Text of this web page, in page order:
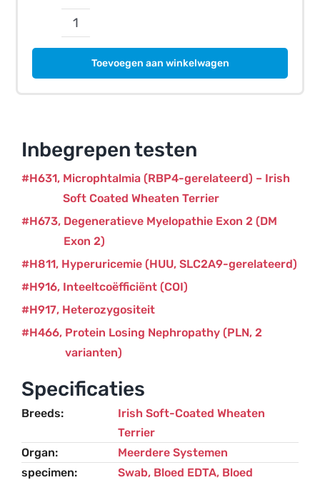
CombiBreed
Irish
aantal
Toevoegen aan winkelwagen
Inbegrepen testen
Microphtalmia (RBP4-gerelateerd) – Irish
Soft Coated Wheaten Terrier
H631
Degeneratieve Myelopathie Exon 2 (DM
Exon 2)
H673
Hyperuricemie (HUU, SLC2A9-gerelateerd)
H811
Inteeltcoëfficiënt (COI)
H916
Heterozygositeit
H917
Protein Losing Nephropathy (PLN, 2
varianten)
H466
Specificaties
Breeds
Irish Soft-Coated Wheaten
Terrier
Organ
Meerdere Systemen
specimen
Swab, Bloed EDTA, Bloed